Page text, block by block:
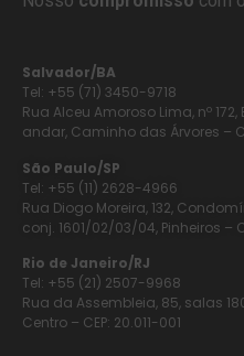
Salvador/BA
Tel: +55 (71) 3450-9718
Rua Alceu Amoroso Lima, nº
andar, Caminho das Árvores –
São Paulo/SP
Tel: +55 (11) 2628-4966
Rua Diogo Moreira, 132,
conj. 1601/02/03/04, Pinheiros –
Rio de Janeiro/RJ
Tel: +55 (21) 2507-9968
Rua da Assembleia, 85, salas
Centro – CEP: 20.011-001